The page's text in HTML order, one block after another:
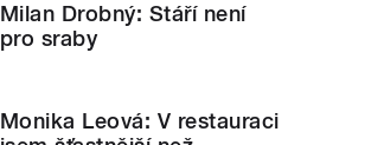
Milan Drobný: Stáří není
pro sraby
Monika Leová: V restauraci